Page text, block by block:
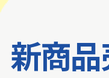
新商